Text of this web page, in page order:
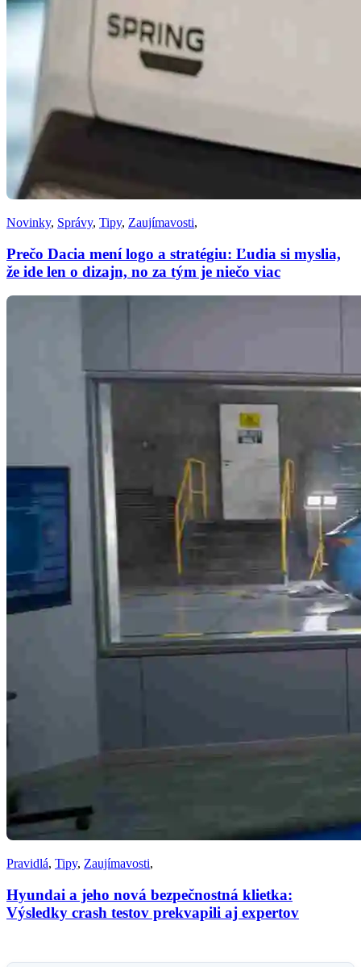
Novinky, Správy, Tipy, Zaujímavosti,
Prečo Dacia mení logo a stratégiu: Ľudia si myslia,
že ide len o dizajn, no za tým je niečo viac
Pravidlá, Tipy, Zaujímavosti,
Hyundai a jeho nová bezpečnostná klietka:
Výsledky crash testov prekvapili aj expertov